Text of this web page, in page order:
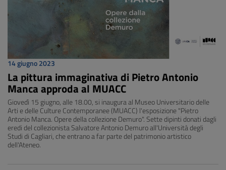
14 giugno 2023
La pittura immaginativa di Pietro Antonio
Manca approda al MUACC
Giovedì 15 giugno, alle 18.00, si inaugura al Museo Universitario delle
Arti e delle Culture Contemporanee (MUACC) l'esposizione "Pietro
Antonio Manca. Opere della collezione Demuro". Sette dipinti donati dagli
eredi del collezionista Salvatore Antonio Demuro all'Università degli
Studi di Cagliari, che entrano a far parte del patrimonio artistico
dell'Ateneo.